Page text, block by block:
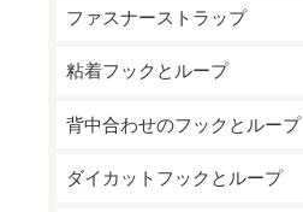
ファスナーストラップ
粘着フックとループ
背中合わせのフックとループ
ダイカットフックとループ